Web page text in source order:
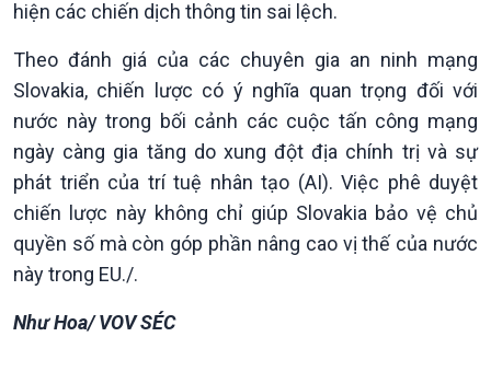
Tin Đời sống & Xã hội
Chuyển đổi Xanh
Tài nguyên và Môi trường
Chuyên gia của bạn
Xã hội chuyển động
Bước chân đến trường
Tin Khoa học & Công nghệ
Sống chung với biến đổi
khí hậu
hiện các chiến dịch thông tin sai lệch.
Theo đánh giá của các chuyên gia an ninh mạng
Slovakia, chiến lược có ý nghĩa quan trọng đối với
nước này trong bối cảnh các cuộc tấn công mạng
ngày càng gia tăng do xung đột địa chính trị và sự
phát triển của trí tuệ nhân tạo (AI). Việc phê duyệt
chiến lược này không chỉ giúp Slovakia bảo vệ chủ
quyền số mà còn góp phần nâng cao vị thế của nước
này trong EU./.
Như Hoa/ VOV SÉC